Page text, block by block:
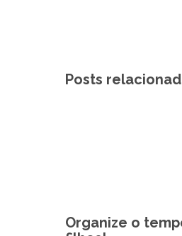
Posts
Organize o